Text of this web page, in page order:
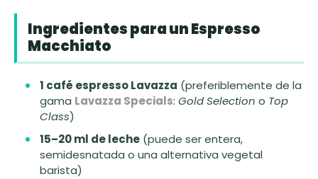
Ingredientes para un Espresso
Macchiato
1 café espresso Lavazza (preferiblemente de la
gama Lavazza Specials: Gold Selection o Top
Class)
15–20 ml de leche (puede ser entera,
semidesnatada o una alternativa vegetal
barista)